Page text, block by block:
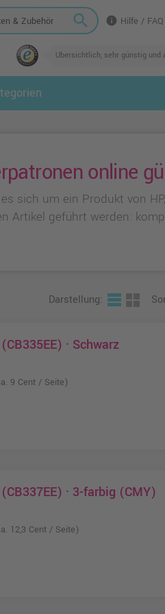
search info Hilfe / FAQ
Übersichtlich, sehr günstig und
online
sich um ein Produkt von
Artikel geführt werden:
Darstellung:
· Schwarz
9 Cent / Seite)
· 3-farbig (CMY)
12,3 Cent / Seite)